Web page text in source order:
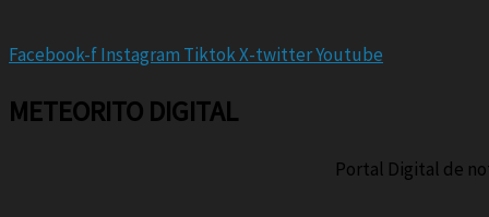
Facebook-fInstagram TiktokX-twitterYoutube
METEORITO DIGITAL
Portal Digital de